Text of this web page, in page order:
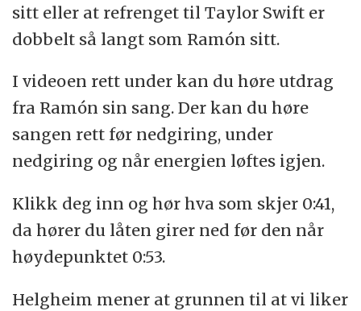
sitt eller at refrenget til Taylor Swift er
dobbelt så langt som Ramón sitt.
I videoen rett under kan du høre utdrag
fra Ramón sin sang. Der kan du høre
sangen rett før nedgiring, under
nedgiring og når energien løftes igjen.
Klikk deg inn og hør hva som skjer 0:41,
da hører du låten girer ned før den når
høydepunktet 0:53.
Helgheim mener at grunnen til at vi liker